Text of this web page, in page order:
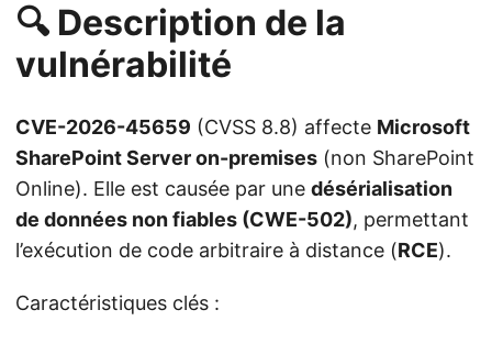
🔍 Description de la
vulnérabilité
CVE-2026-45659 (CVSS 8.8) affecte Microsoft
SharePoint Server on-premises (non SharePoint
Online). Elle est causée par une désérialisation
de données non fiables (CWE-502), permettant
l’exécution de code arbitraire à distance (RCE).
Caractéristiques clés :